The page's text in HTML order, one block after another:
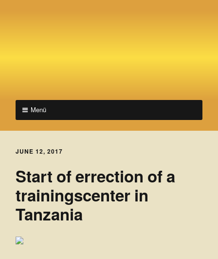
V
i
l
l
a
g
e
s
FOR
BETTER
Menü
JUNE 12, 2017
Start of errection of a
trainingscenter in
Tanzania